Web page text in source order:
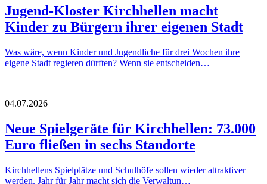
Jugend-Kloster Kirchhellen macht
Kinder zu Bürgern ihrer eigenen Stadt
Was wäre, wenn Kinder und Jugendliche für drei Wochen ihre
eigene Stadt regieren dürften? Wenn sie entscheiden…
04.07.2026
Neue Spielgeräte für Kirchhellen: 73.000
Euro fließen in sechs Standorte
Kirchhellens Spielplätze und Schulhöfe sollen wieder attraktiver
werden. Jahr für Jahr macht sich die Verwaltun…